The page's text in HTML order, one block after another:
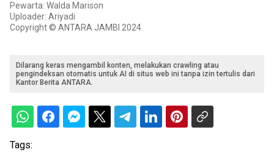
Pewarta: Walda Marison
Uploader: Ariyadi
Copyright © ANTARA JAMBI 2024
Dilarang keras mengambil konten, melakukan crawling atau
pengindeksan otomatis untuk AI di situs web ini tanpa izin tertulis dari
Kantor Berita ANTARA.
Tags: